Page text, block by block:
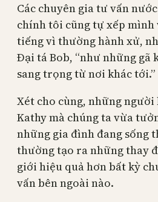
Các chuyên gia tư vấn
chính tôi cũng tự xếp
tiếng vì thường hành xử,
Đại tá Bob, “như những gã
sang trọng từ nơi khác tới.”
Xét cho cùng, những
Kathy mà chúng ta vừa
những gia đình đang sống
thường tạo ra những thay
giới hiệu quả hơn bất kỳ
vấn bên ngoài nào.